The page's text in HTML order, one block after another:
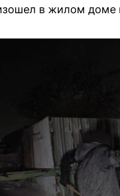
в жилом доме